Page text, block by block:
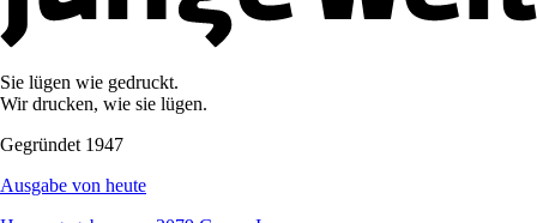
Sie lügen wie gedruckt.
Wir drucken, wie sie lügen.
Gegründet 1947
Ausgabe von heute